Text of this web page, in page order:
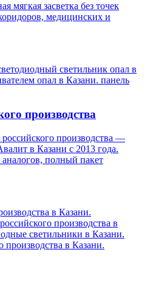
мягкая засветка без точек
медицинских и
светильник опал в
опал в Казани. панель
производства
производства —
в Казани с 2013 года.
полный пакет
в Казани.
производства в
светильники в Казани.
производства в Казани.